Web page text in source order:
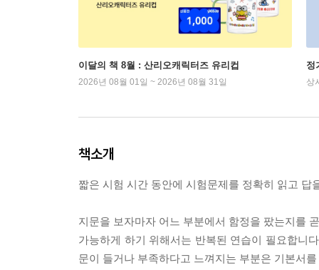
이달의 책 8월 : 산리오캐릭터즈 유리컵
2026년 08월 01일 ~ 2026년 08월 31일
정
상
책소개
짧은 시험 시간 동안에 시험문제를 정확히 읽고 답
지문을 보자마자 어느 부분에서 함정을 팠는지를
가능하게 하기 위해서는 반복된 연습이 필요합니
문이 들거나 부족하다고 느껴지는 부분은 기본서